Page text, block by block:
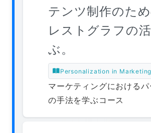
テンツ制作のた
レストグラフの
ぶ。
Personalization in Marketing
マーケティングにおける
の手法を学ぶコース